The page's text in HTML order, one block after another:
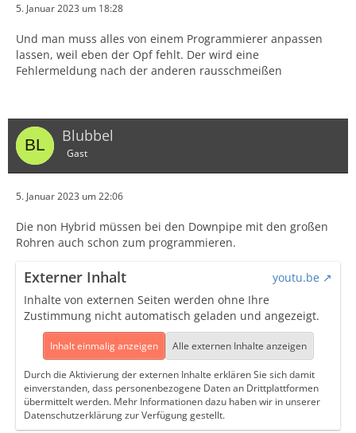
5. Januar 2023 um 18:28
Und man muss alles von einem Programmierer anpassen
lassen, weil eben der Opf fehlt. Der wird eine
Fehlermeldung nach der anderen rausschmeißen
Blubbel
Gast
5. Januar 2023 um 22:06
Die non Hybrid müssen bei den Downpipe mit den großen
Rohren auch schon zum programmieren.
Externer Inhalt
youtu.be
Inhalte von externen Seiten werden ohne Ihre
Zustimmung nicht automatisch geladen und angezeigt.
Inhalt einmalig anzeigen Alle externen Inhalte anzeigen
Durch die Aktivierung der externen Inhalte erklären Sie sich damit
einverstanden, dass personenbezogene Daten an Drittplattformen
übermittelt werden. Mehr Informationen dazu haben wir in unserer
Datenschutzerklärung zur Verfügung gestellt.